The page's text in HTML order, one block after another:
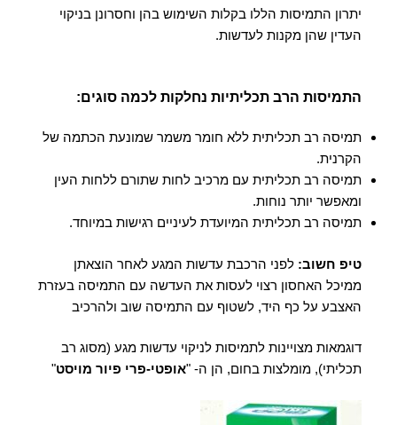
יתרון התמיסות הללו בקלות השימוש בהן וחסרונן בניקוי
העדין שהן מקנות לעדשות.
התמיסות הרב תכליתיות נחלקות לכמה סוגים:
תמיסה רב תכליתית ללא חומר משמר שמונעת הכתמה של
הקרנית.
תמיסה רב תכליתית עם מרכיב לחות שתורם ללחות העין
ומאפשר יותר נוחות.
תמיסה רב תכליתית המיועדת לעיניים רגישות במיוחד.
טיפ חשוב:לפני הרכבת עדשות המגע לאחר הוצאתן
ממיכל האחסון רצוי לעסות את העדשה עם התמיסה בעזרת
האצבע על כף היד, לשטוף עם התמיסה שוב ולהרכיב
דוגמאות מצויינות לתמיסות לניקוי עדשות מגע (מסוג רב
תכליתי), מומלצות בחום, הן ה- "אופטי-פרי פיור מויסט"